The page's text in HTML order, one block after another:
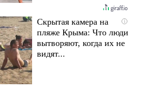
i
Скрытая камера на
пляже Крыма: Что люди
вытворяют, когда их не
видят...